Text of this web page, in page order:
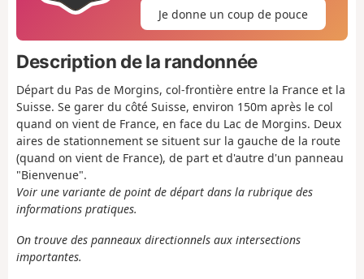
Je donne un coup de pouce
Description de la randonnée
Départ du Pas de Morgins, col-frontière entre la France et la
Suisse. Se garer du côté Suisse, environ 150m après le col
quand on vient de France, en face du Lac de Morgins. Deux
aires de stationnement se situent sur la gauche de la route
(quand on vient de France), de part et d'autre d'un panneau
"Bienvenue".
Voir une variante de point de départ dans la rubrique des
informations pratiques.
On trouve des panneaux directionnels aux intersections
importantes.